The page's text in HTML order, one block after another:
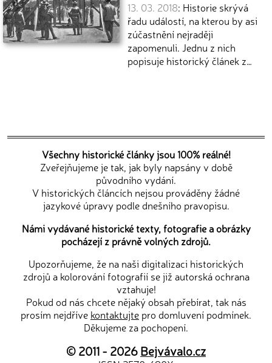
13. 03. 2018: Historie skrývá
řadu událostí, na kterou by asi
zúčastnění nejraději
zapomenuli. Jednu z nich
popisuje historický článek z…
Všechny historické články jsou 100% reálné!
Zveřejňujeme je tak, jak byly napsány v době
původního vydání.
V historických článcích nejsou prováděny žádné
jazykové úpravy podle dnešního pravopisu.
Námi vydávané historické texty, fotografie a obrázky
pocházejí z právně volných zdrojů.
Upozorňujeme, že na naši digitalizaci historických
zdrojů a kolorování fotografií se již autorská ochrana
vztahuje!
Pokud od nás chcete nějaký obsah přebírat, tak nás
prosím nejdříve kontaktujte pro domluvení podmínek.
Děkujeme za pochopení.
© 2011 - 2026Bejvávalo.cz